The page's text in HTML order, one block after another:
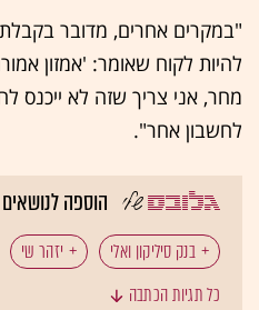
"במקרים אחרים, מדובר
להיות לקוח שאומר: 'אמזון
לחשבון אחר".
הוספה
בנק סיליקון ואלי יזהר שי
כל תגיות הכתבה